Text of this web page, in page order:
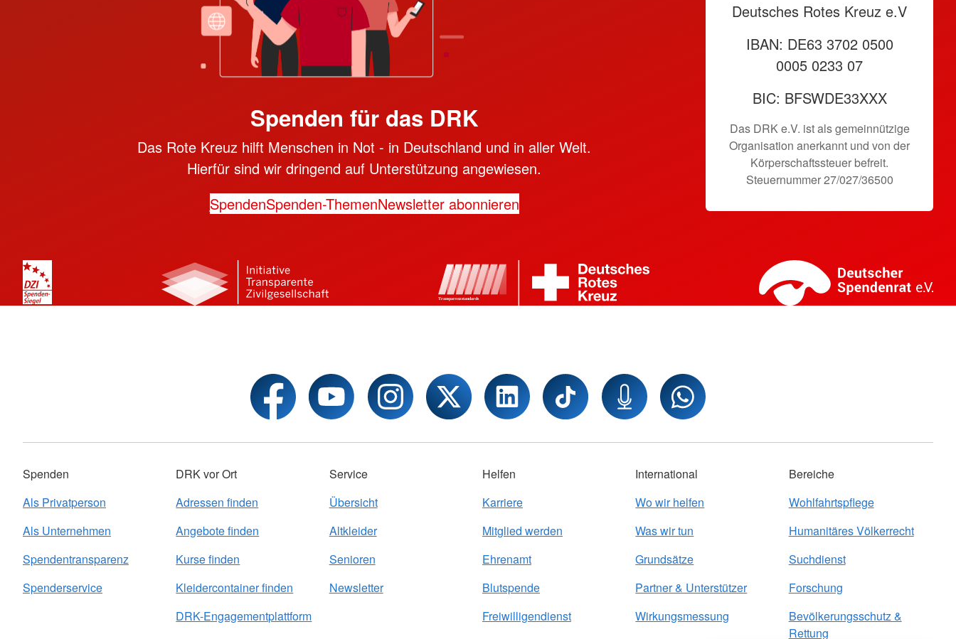
Spenden für das DRK
Das Rote Kreuz hilft Menschen in Not - in Deutschland und in aller Welt.
Hierfür sind wir dringend auf Unterstützung angewiesen.
SpendenSpenden-ThemenNewsletter abonnieren
Deutsches Rotes Kreuz e.V
IBAN: DE63 3702 0500
0005 0233 07
BIC: BFSWDE33XXX
Das DRK e.V. ist als gemeinnützige
Organisation anerkannt und von der
Körperschaftssteuer befreit.
Steuernummer 27/027/36500
Spenden
Als Privatperson
Als Unternehmen
Spendentransparenz
Spenderservice
DRK vor Ort
Adressen finden
Angebote finden
Kurse finden
Kleidercontainer finden
DRK-Engagementplattform
Service
Übersicht
Altkleider
Senioren
Newsletter
Helfen
Karriere
Mitglied werden
Ehrenamt
Blutspende
Freiwilligendienst
International
Wo wir helfen
Was wir tun
Grundsätze
Partner & Unterstützer
Wirkungsmessung
Bereiche
Wohlfahrtspflege
Humanitäres Völkerrecht
Suchdienst
Forschung
Bevölkerungsschutz &
Rettung